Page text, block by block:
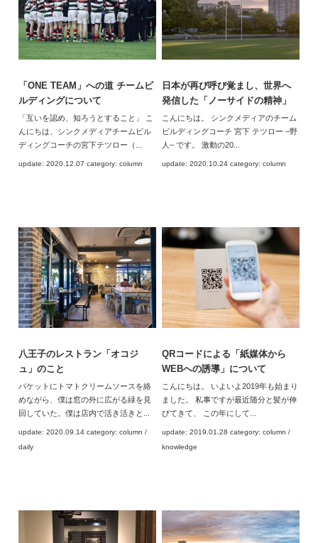
「ONE TEAM」への道 チームビ
ルディングについて
「互いを認め、知ろうとすること」 こ
んにちは、シンクメディアチームビル
ディングコーチの宮下テツロー（...
update: 2020.12.07 category: column
日本が再び呼び覚まし、世界へ
発信した「ノーサイドの精神」
こんにちは。 シンクメディアのチーム
ビルディングコーチ 宮下 テツロー –野
人– です。 激動の20...
update: 2020.10.24 category: column
八王子のレストラン「オコジ
ュ」のこと
バケットにトマトクリームソースを絡
めながら、僕は窓の外に広がる緑を見
回していた。僕は店内で活き活きと...
update: 2020.09.14 category: column /
daily
QRコードによる「紙媒体から
WEBへの誘導」について
こんにちは。 いよいよ2019年も始まり
ました。 私事ですが最近随分と髪が伸
びてきて、 この年にして...
update: 2019.01.28 category: column /
knowledge